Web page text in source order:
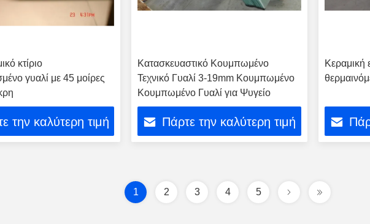
κτίριο
γυαλί με 45 μοίρες
την καλύτερη τιμή
Κατασκευαστικό Κουμπωμένο
Τεχνικό Γυαλί 3-19mm Κουμπωμένο
Κουμπωμένο Γυαλί για Ψυγείο
Πάρτε την καλύτερη τιμή
1 2 3 4 5